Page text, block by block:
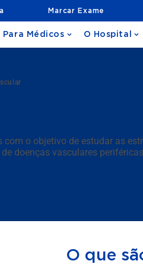
Marcar Exame
Para Médicos O Hospital
com o objetivo de estudar as
doenças vasculares
O que